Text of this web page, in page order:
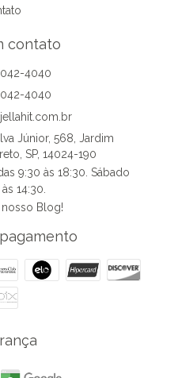
contato
4040
4040
Júnior, 568, Jardim
SP, 14024-190
9:30 às 18:30. Sábado
14:30.
Blog!